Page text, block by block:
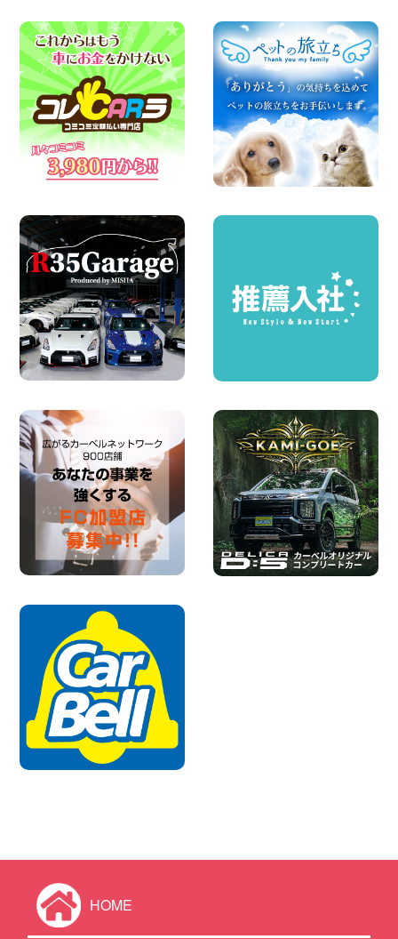
2026年08月08日
2026三河安城店お盆休みご連絡 愛知県
三河安城店
100円レンタカー 三河安城
2026年08月08日
☆ お盆特別乗り放題プラン ☆ 埼玉県 杉
戸店
100円レンタカー 杉戸
2026年08月07日
日産セレナが新入荷!!中川かの里店!! 愛知
100円レンタカー 中川かの里
☆ 夏休みクーポン登場!最大9,500円おト
ク! ☆ 鳥取県 鳥取青谷店
100円レンタカー 鳥取青谷
2026年08月07日
夏季休暇のお知らせ 東京都 墨田両国店
HOME